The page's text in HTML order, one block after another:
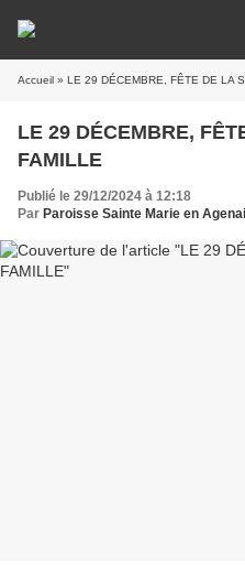
Accueil » LE 29 DÉCEMBRE, FÊTE DE LA
LE 29 DÉCEMBRE,
FAMILLE
Publié le 29/12/2024 à 12:18
Par Paroisse Sainte Marie en